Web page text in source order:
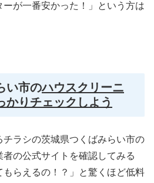
が一番安かった！」という方は
い市のハウスクリーニ
かりチェックしよう
ラシの茨城県つくばみらい市の
の公式サイトを確認してみる
もらえるの！？」と驚くほど低料